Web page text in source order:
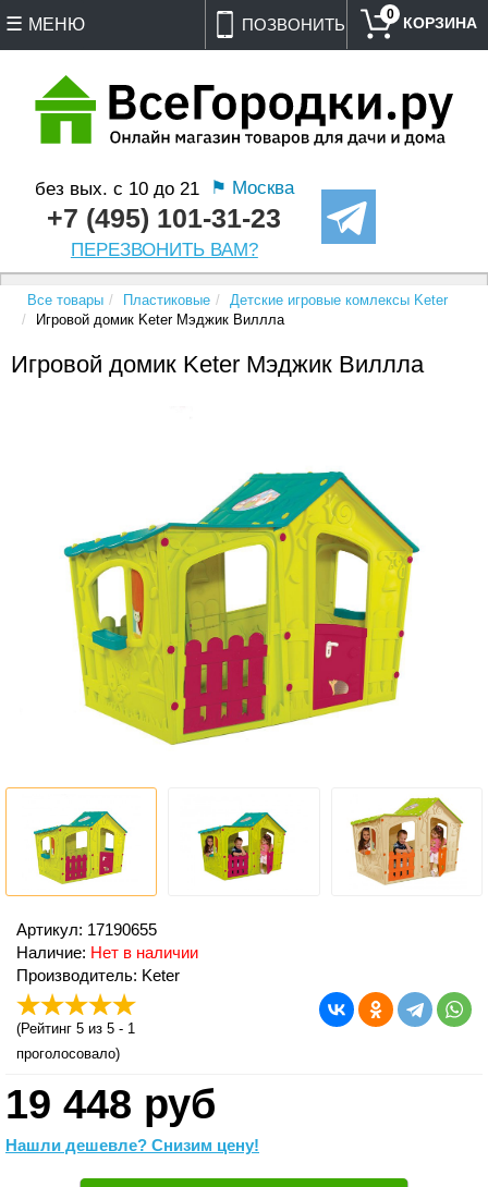
ПОЗВОНИТЬ
без вых. с 10 до 21 ⚑ Москва
+7 (495) 101-31-23
ПЕРЕЗВОНИТЬ ВАМ?
0
МЕНЮ
Все товары Пластиковые
Детские игровые комлексы Keter
Игровой домик Keter Мэджик Виллла
Игровой домик Keter Мэджик Виллла
Артикул: 17190655
Наличие: Нет в наличии
Производитель: Keter
(Рейтинг 5 из 5 - 1
проголосовало)
19 448 руб
Нашли дешевле? Снизим цену!